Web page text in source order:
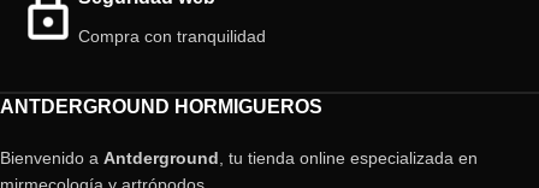
Compra con tranquilidad
ANTDERGROUND HORMIGUEROS
Bienvenido a Antderground , tu tienda online especializada en
mirmecología y artrópodos.